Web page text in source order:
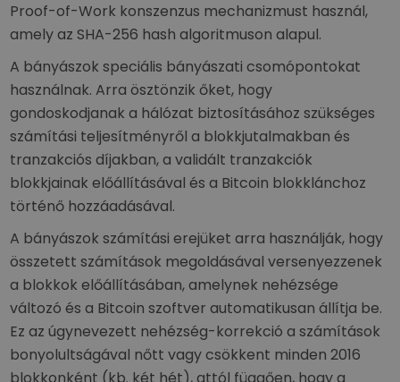
Proof-of-Work konszenzus mechanizmust használ,
amely az SHA-256 hash algoritmuson alapul.
A bányászok speciális bányászati csomópontokat
használnak. Arra ösztönzik őket, hogy
gondoskodjanak a hálózat biztosításához szükséges
számítási teljesítményről a blokkjutalmakban és
tranzakciós díjakban, a validált tranzakciók
blokkjainak előállításával és a Bitcoin blokklánchoz
történő hozzáadásával.
A bányászok számítási erejüket arra használják, hogy
összetett számítások megoldásával versenyezzenek
a blokkok előállításában, amelynek nehézsége
változó és a Bitcoin szoftver automatikusan állítja be.
Ez az úgynevezett nehézség-korrekció a számítások
bonyolultságával nőtt vagy csökkent minden 2016